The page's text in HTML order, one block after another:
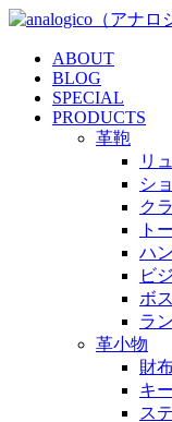
ABOUT
BLOG
SPECIAL
PRODUCTS
革鞄
リ
シ
ク
ト
ハ
ビ
ボ
ラ
革小物
財
キ
ス